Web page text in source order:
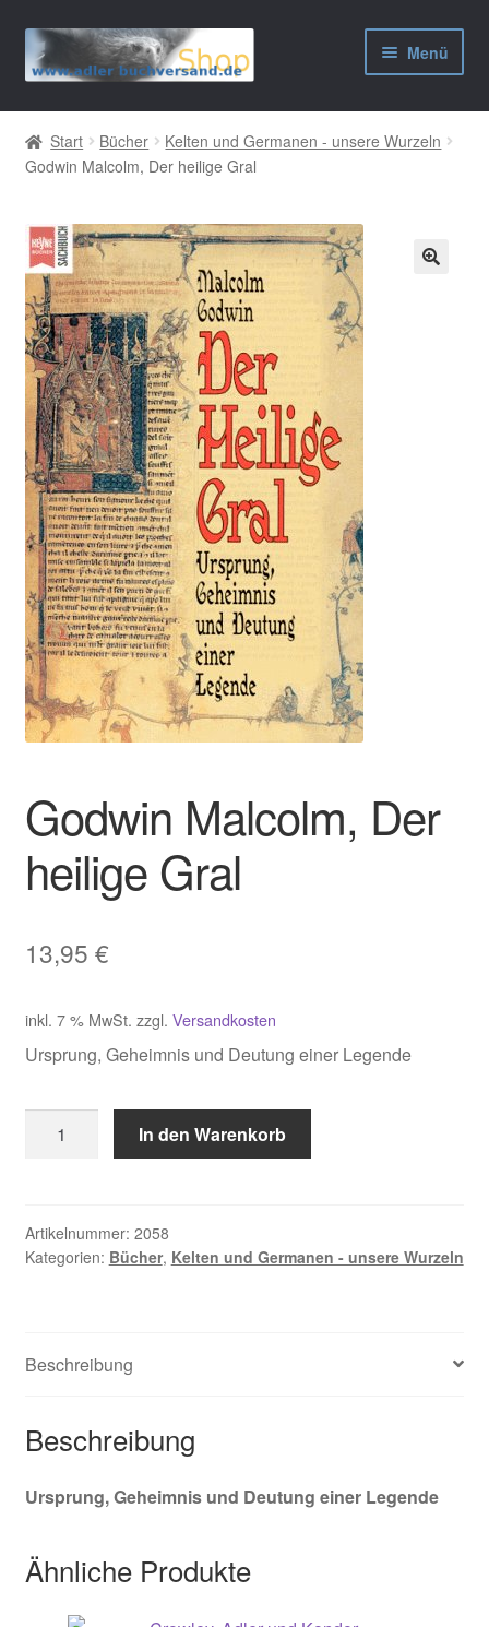
Zur
Navigation
Zum
Inhalt
Menü
AGB
Widerrufsbelehrung
Datenschutzerklärung
Impressum
Start Bücher
Kelten und Germanen - unsere Wurzeln
Godwin Malcolm, Der heilige Gral
Godwin Malcolm, Der
heilige Gral
13,95 €
inkl. 7 % MwSt. zzgl. Versandkosten
Ursprung, Geheimnis und Deutung einer Legende
Malcolm,
Gral
Menge
In den Warenkorb
Artikelnummer: 2058
Kategorien: Bücher, Kelten und Germanen - unsere Wurzeln
Beschreibung
Beschreibung
Ursprung, Geheimnis und Deutung einer Legende
Ähnliche Produkte